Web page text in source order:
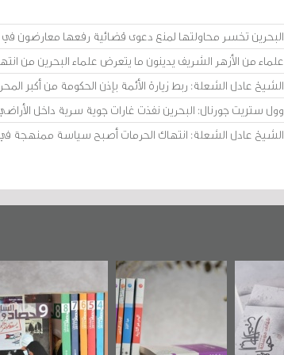
البحرين تخسر محاولتها لمنع دعوى قضائية رفعها معارضون
علماء من الأزهر الشريف يدينون ما يتعرض علماء البحرين من
الشيخ عادل الشعلة: ربط زيارة الأئمة بإذن الحكومة من أكبر
وول ستريت جورنال: البحرين نفذت غارات جوية سرية داخل الأراضي
الشيخ عادل الشعلة: انتهاك الحرمات أصبح سياسة ممنهجة
تصنيف موضوعي
للوثائق البريطانية
يقدمه «مركز أوال»
"مرآة البحرين"
تصدر حصاد
الساحات 2019